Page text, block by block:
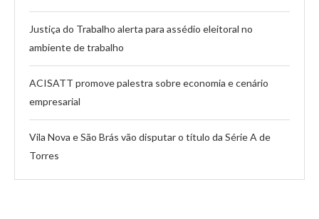
Justiça do Trabalho alerta para assédio eleitoral no
ambiente de trabalho
ACISATT promove palestra sobre economia e cenário
empresarial
Vila Nova e São Brás vão disputar o título da Série A de
Torres